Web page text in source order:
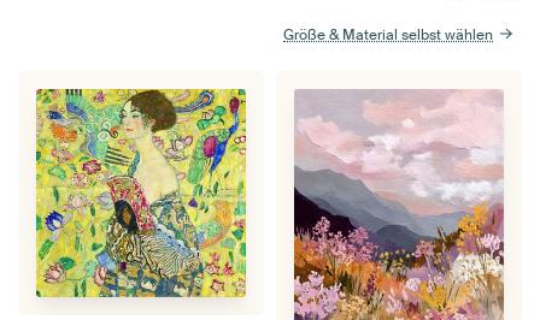
Größe & Material selbst wählen